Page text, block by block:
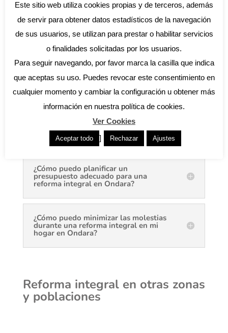
parcial suele centrarse en áreas específicas
o aspectos particulares del hogar. Una
reforma integral es ideal cuando deseas un
cambio completo y una modernización
significativa de tu vivienda.
¿Qué ventajas tiene trabajar con un
arquitecto en una reforma integral en
Ondara?
¿Cómo puedo planificar un
presupuesto adecuado para una
reforma integral en Ondara?
¿Cómo puedo minimizar las molestias
durante una reforma integral en mi
hogar en Ondara?
Reforma integral en otras zonas
y poblaciones
Este sitio web utiliza cookies propias y de terceros, además
de servir para obtener datos estadísticos de la navegación
de sus usuarios, se utilizan para prestar o habilitar servicios
o finalidades solicitadas por los usuarios.
Para seguir navegando, por favor marca la casilla que indica
que aceptas su uso. Puedes revocar este consentimiento en
cualquier momento y cambiar la configuración u obtener más
información en nuestra política de cookies.
Ver Cookies
Aceptar todo ] Rechazar Ajustes